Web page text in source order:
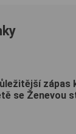
zápas
se Ženevou